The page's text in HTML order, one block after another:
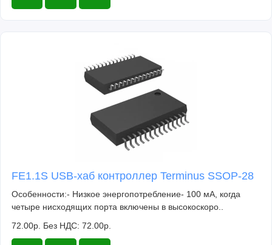
FE1.1S USB-хаб контроллер Terminus SSOP-28
Особенности:- Низкое энергопотребление- 100 мА, когда
четыре нисходящих порта включены в высокоскоро..
72.00р. Без НДС: 72.00р.